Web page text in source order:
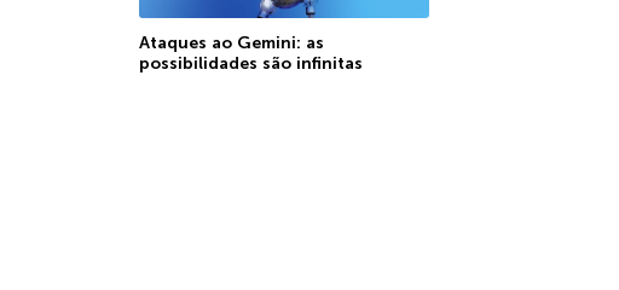
Ataques ao Gemini: as
possibilidades são infinitas